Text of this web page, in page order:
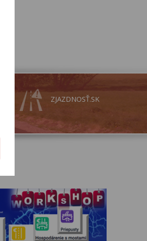
ZJAZDNOSŤ.SK